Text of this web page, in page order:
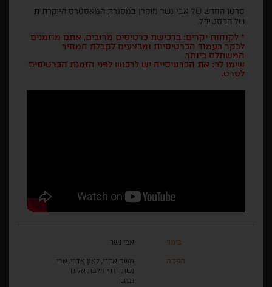
סרטו החדש של אבי נשר מוקרן במסגרת המאסטרס היוקרתית
של הפסטיבל.
* לקוחות יקרים: ברכישת כרטיסים מרובים, אתם מוזמנים
לבקר בעמוד הכרטיסיות ומבצעים לקבלת המחיר
המשתלם ביותר.
שימו לב: את הכרטיסייה יש לרכוש לפני הזמנת הכרטיסים
לסרט.
בימוי אבי נשר
הפקה
משה אדרי, לאון אדרי, אבי
נשר, דודי זילבר, אלעד
גביש